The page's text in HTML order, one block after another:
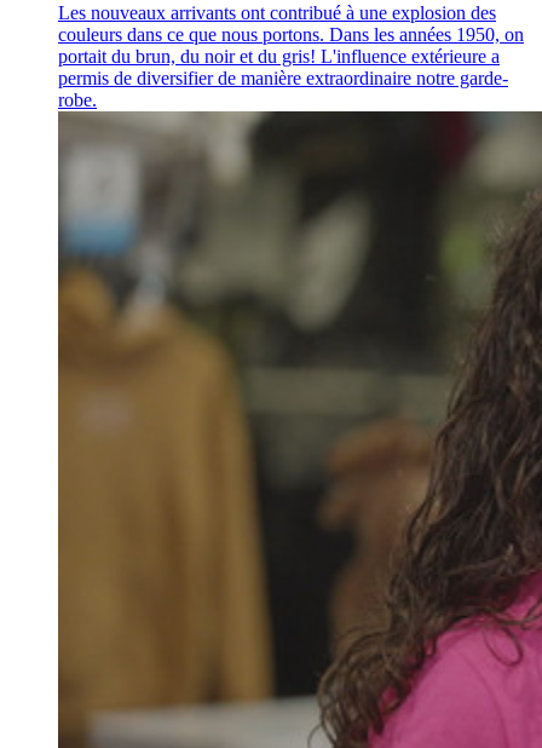
Les nouveaux arrivants ont contribué à une explosion des
couleurs dans ce que nous portons. Dans les années 1950, on
portait du brun, du noir et du gris! L'influence extérieure a
permis de diversifier de manière extraordinaire notre garde-
robe.